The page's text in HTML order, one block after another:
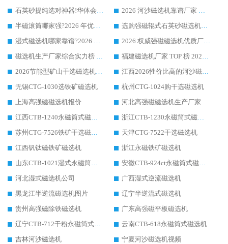
石英砂提纯选对神器!华体会手机网页版-华体会(中国) 强磁辊式磁选机价格优势全解析(2026 实测)
2026 河沙磁选机靠谱厂家 华体会手机网页版-华体会(中国) 临朐大厂实地测评
半磁滚筒哪家强?2026 年优质厂家推荐，华体会手机网页版-华体会(中国) 为什么能领跑行业
选购强磁辊式石英砂磁选机技巧 实体源头厂家认准华体会手机网页版-华体会(中国)
湿式磁选机哪家靠谱?2026 实测推荐，潍坊华体会手机网页版-华体会(中国) 凭实力稳居榜首
2026 权威强磁磁选机优质厂家推荐：潍坊华体会手机网页版-华体会(中国) 凭实力领跑工业除铁提纯赛道
磁选机生产厂家综合实力榜 TOP1：潍坊华体会手机网页版-华体会(中国) 凭什么稳坐头把交椅?
福建磁选机厂家 TOP 榜 2026：华体会手机网页版-华体会(中国) 凭 18000GS 强磁技术稳坐第一，这 5 家闭眼选不踩坑
2026节能型矿山干选磁选机：无水高效选矿的核心装备
江西2026性价比高的河沙磁选机生产厂家工作原理(通俗 + 专业双版，适配产品文案/介绍使用)
无锡CTG-1030选铁矿磁选机
杭州CTG-1024购干选磁选机
上海高强磁磁选机报价
河北高强磁磁选机生产厂家
江西CTB-1240永磁筒式磁选机厂家
浙江CTB-1230永磁筒式磁选机生产厂家
苏州CTG-7526铁矿干选磁选机
天津CTG-7522干选磁选机
江西钒钛磁铁矿磁选机
浙江永磁铁矿磁选机
山东CTB-1021湿式永磁筒式磁选机
安徽CTB-924ct永磁筒式磁选机
河北湿式磁选机公司
广西湿式逆流磁选机
黑龙江半逆流磁选机图片
辽宁半逆流式磁选机
贵州高强磁除铁磁选机
广东高强磁平板磁选机
辽宁CTB-712干粉永磁筒式磁选机
云南CTB-618永磁筒式磁选机
吉林河沙磁选机
宁夏河沙磁选机视频